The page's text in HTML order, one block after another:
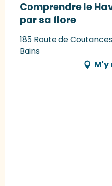
Comprendre le
par sa flore
185 Route de
Bains
M'y